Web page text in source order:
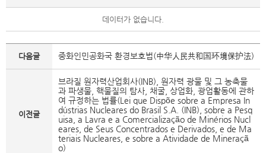
데이터가 없습니다.
다음글 중화인민공화국 환경보호법(中华人民共和国环境保护法)
이전글
브라질 원자력산업회사(INB), 원자력 광물 및 그 농축물
과 파생물, 핵물질의 탐사, 채굴, 상업화, 광업활동에 관하
여 규정하는 법률(Lei que Dispõe sobre a Empresa In
dústrias Nucleares do Brasil S.A. (INB), sobre a Pesq
uisa, a Lavra e a Comercialização de Minérios Nucl
eares, de Seus Concentrados e Derivados, e de Ma
teriais Nucleares, e sobre a Atividade de Mineraçã
o)